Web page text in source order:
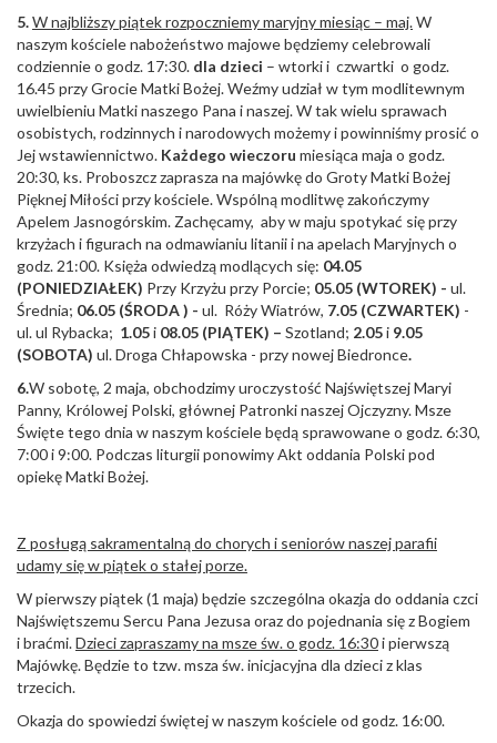
5.W najbliższy piątek rozpoczniemy maryjny miesiąc – maj.W
naszym kościele nabożeństwo majowe będziemy celebrowali
codziennie o godz. 17:30. dla dzieci – wtorki i czwartki o godz.
16.45 przy Grocie Matki Bożej. Weźmy udział w tym modlitewnym
uwielbieniu Matki naszego Pana i naszej. W tak wielu sprawach
osobistych, rodzinnych i narodowych możemy i powinniśmy prosić o
Jej wstawiennictwo. Każdego wieczoru miesiąca maja o godz.
20:30, ks. Proboszcz zaprasza na majówkę do Groty Matki Bożej
Pięknej Miłości przy kościele. Wspólną modlitwę zakończymy
Apelem Jasnogórskim. Zachęcamy, aby w maju spotykać się przy
krzyżach i figurach na odmawianiu litanii i na apelach Maryjnych o
godz. 21:00. Księża odwiedzą modlących się: 04.05
(PONIEDZIAŁEK) Przy Krzyżu przy Porcie; 05.05 (WTOREK) - ul.
Średnia; 06.05 (ŚRODA ) - ul. Róży Wiatrów, 7.05 (CZWARTEK) -
ul. ul Rybacka; 1.05i 08.05 (PIĄTEK) – Szotland; 2.05i 9.05
(SOBOTA) ul. Droga Chłapowska - przy nowej Biedronce.
6.W sobotę, 2 maja, obchodzimy uroczystość Najświętszej Maryi
Panny, Królowej Polski, głównej Patronki naszej Ojczyzny. Msze
Święte tego dnia w naszym kościele będą sprawowane o godz. 6:30,
7:00 i 9:00. Podczas liturgii ponowimy Akt oddania Polski pod
opiekę Matki Bożej.
Z posługą sakramentalną do chorych i seniorów naszej parafii
udamy się w piątek o stałej porze.
W pierwszy piątek (1 maja) będzie szczególna okazja do oddania czci
Najświętszemu Sercu Pana Jezusa oraz do pojednania się z Bogiem
i braćmi.Dzieci zapraszamy na msze św. o godz. 16:30i pierwszą
Majówkę. Będzie to tzw. msza św. inicjacyjna dla dzieci z klas
trzecich.
Okazja do spowiedzi świętej w naszym kościele od godz. 16:00.